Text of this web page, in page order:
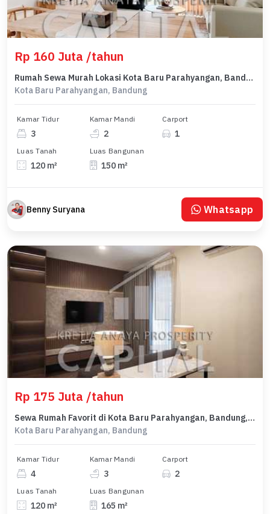
Rp 160 Juta /tahun
Rumah Sewa Murah Lokasi Kota Baru Parahyangan, Bandung, LB 150m²
Kota Baru Parahyangan, Bandung
Kamar Tidur
3
Kamar Mandi
2
Carport
1
Luas Tanah
120 m²
Luas Bangunan
150 m²
Benny Suryana Whatsapp
Rp 175 Juta /tahun
Sewa Rumah Favorit di Kota Baru Parahyangan, Bandung, Harga Terjangkau
Kota Baru Parahyangan, Bandung
Kamar Tidur
4
Kamar Mandi
3
Carport
2
Luas Tanah
120 m²
Luas Bangunan
165 m²